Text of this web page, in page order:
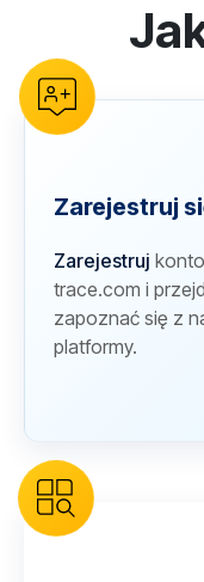
reCAPTCHA
Zarejestruj
Zarejestruj
trace.com i
zapoznać się z
platformy.